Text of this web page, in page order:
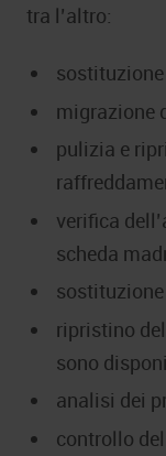
tra l’altro:
migrazione
pulizia e
verifica
scheda
ripristino
sono
analisi dei
controllo